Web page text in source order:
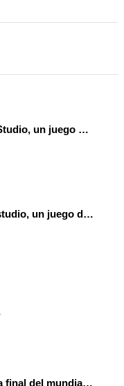
Programa con OctoStudio, un juego homenajeando al House of the dead con Zombies
Programa con Octostudio, un juego de Educación Víal cruzando un paso de cebra.
Vive la emoción de la final del mundial 2026, programando con Scratch un juego de toques.